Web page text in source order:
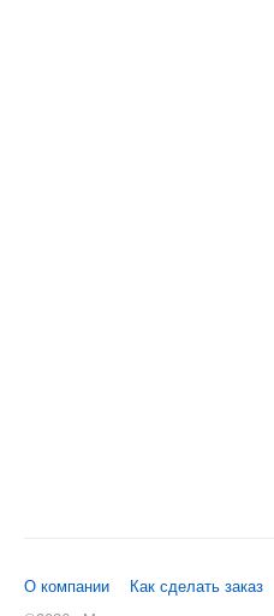
О компании Как сделать заказ